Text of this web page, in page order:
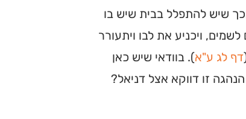
שיש להתפלל בבית שיש בו
ויכניע את לבו ויתעורר
דף לג ע"א). בוודאי שיש כאן
זו דווקא אצל דניאל?